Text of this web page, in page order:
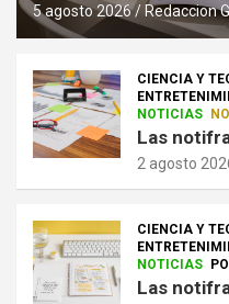
5 agosto 2026 Redaccion
CIENCIA Y
NOTICIAS
Las
2 agosto
CIENCIA Y
NOTICIAS
Las